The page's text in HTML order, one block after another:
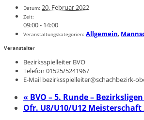
Datum: 20. Februar 2022
Zeit:
09:00 - 14:00
Veranstaltungskategorien: Allgemein,
Veranstalter
Bezirksspielleiter BVO
Telefon 01525/5241967
E-Mail bezirksspielleiter@schachbezirk-
« BVO – 5. Runde –
Ofr. U8/U10/U12 Meisterschaft